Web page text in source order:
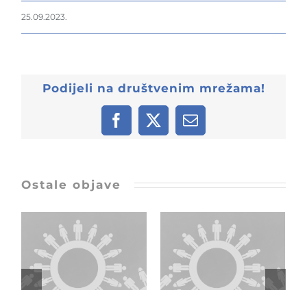
25.09.2023.
Podijeli na društvenim mrežama!
Facebook
X Email:
Ostale objave